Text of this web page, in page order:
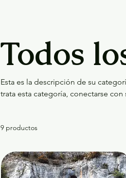
Todos
Esta es la descripción de su
trata esta categoría, conectarse
9 productos